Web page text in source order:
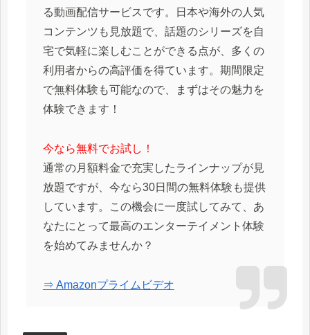
る動画配信サービスです。日本や海外の人気
コンテンツも見放題で、話題のシリーズを自
宅で気軽に楽しむことができる点が、多くの
利用者からの高評価を得ています。期間限定
で無料体験も可能なので、まずはその魅力を
体験できます！
今なら無料でお試し！
通常の月額料金で充実したラインナップが見
放題ですが、今なら30日間の無料体験も提供
しています。この機会に一度試してみて、あ
なたにとって最高のエンターテイメント体験
を始めてみませんか？
⇒ Amazonプライムビデオ